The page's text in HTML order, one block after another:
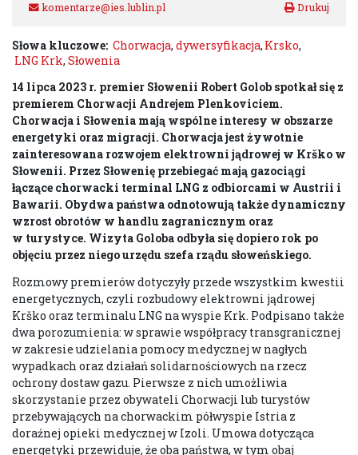
komentarze@ies.lublin.pl
Słowa kluczowe: Chorwacja, dywersyfikacja, Krsko,
LNG Krk, Słowenia
14 lipca 2023 r. premier Słowenii Robert Golob spotkał się z
premierem Chorwacji Andrejem Plenkoviciem.
Chorwacja i Słowenia mają wspólne interesy w obszarze
energetyki oraz migracji. Chorwacja jest żywotnie
zainteresowana rozwojem elektrowni jądrowej w Krško w
Słowenii. Przez Słowenię przebiegać mają gazociągi
łączące chorwacki terminal LNG z odbiorcami w Austrii i
Bawarii. Obydwa państwa odnotowują także dynamiczny
wzrost obrotów w handlu zagranicznym oraz
w turystyce. Wizyta Goloba odbyła się dopiero rok po
objęciu przez niego urzędu szefa rządu słoweńskiego.
Rozmowy premierów dotyczyły przede wszystkim kwestii
energetycznych, czyli rozbudowy elektrowni jądrowej
Krško oraz terminalu LNG na wyspie Krk. Podpisano także
dwa porozumienia: w sprawie współpracy transgranicznej
w zakresie udzielania pomocy medycznej w nagłych
wypadkach oraz działań solidarnościowych na rzecz
ochrony dostaw gazu. Pierwsze z nich umożliwia
skorzystanie przez obywateli Chorwacji lub turystów
przebywających na chorwackim półwyspie Istria z
doraźnej opieki medycznej w Izoli. Umowa dotycząca
energetyki przewiduje, że oba państwa, w tym obaj